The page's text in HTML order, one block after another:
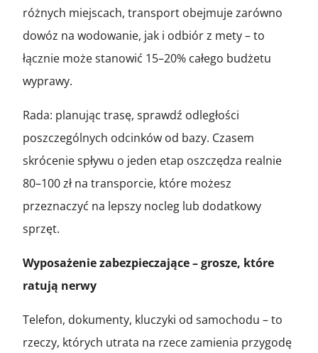
różnych miejscach, transport obejmuje zarówno
dowóz na wodowanie, jak i odbiór z mety – to
łącznie może stanowić 15–20% całego budżetu
wyprawy.
Rada: planując trasę, sprawdź odległości
poszczególnych odcinków od bazy. Czasem
skrócenie spływu o jeden etap oszczędza realnie
80–100 zł na transporcie, które możesz
przeznaczyć na lepszy nocleg lub dodatkowy
sprzęt.
Wyposażenie zabezpieczające – grosze, które
ratują nerwy
Telefon, dokumenty, kluczyki od samochodu – to
rzeczy, których utrata na rzece zamienia przygodę